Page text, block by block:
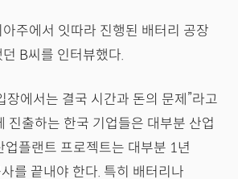
주에서 잇따라 진행된 배터리 공장
B씨를 인터뷰했다.
장에서는 결국 시간과 돈의 문제”라고
진출하는 한국 기업들은 대부분 산업
업플랜트 프로젝트는 대부분 1년
를 끝내야 한다. 특히 배터리나